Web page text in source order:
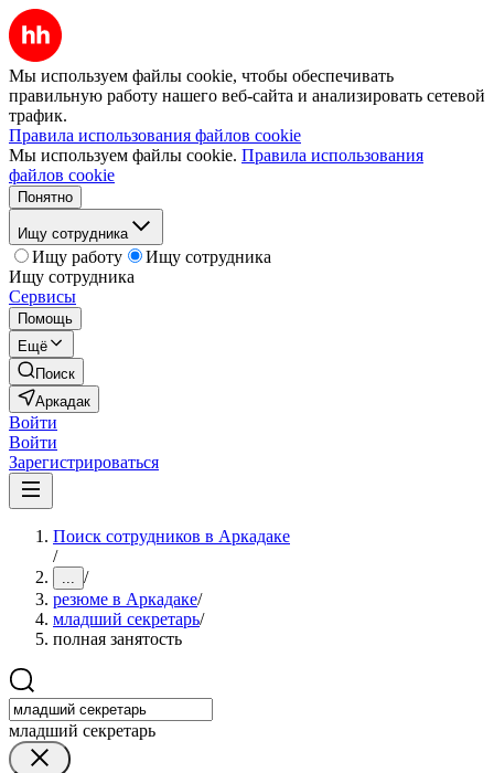
Мы используем файлы cookie, чтобы обеспечивать
правильную работу нашего веб-сайта и анализировать сетевой
трафик.
Правила использования файлов cookie
Мы используем файлы cookie. Правила использования
файлов cookie
Понятно
Ищу сотрудника
Ищу работу
Ищу сотрудника
Ищу сотрудника
Сервисы
Помощь
Ещё
Поиск
Аркадак
Войти
Войти
Зарегистрироваться
Поиск сотрудников в Аркадаке
/
... /
резюме в Аркадаке/
младший секретарь/
полная занятость
младший секретарь